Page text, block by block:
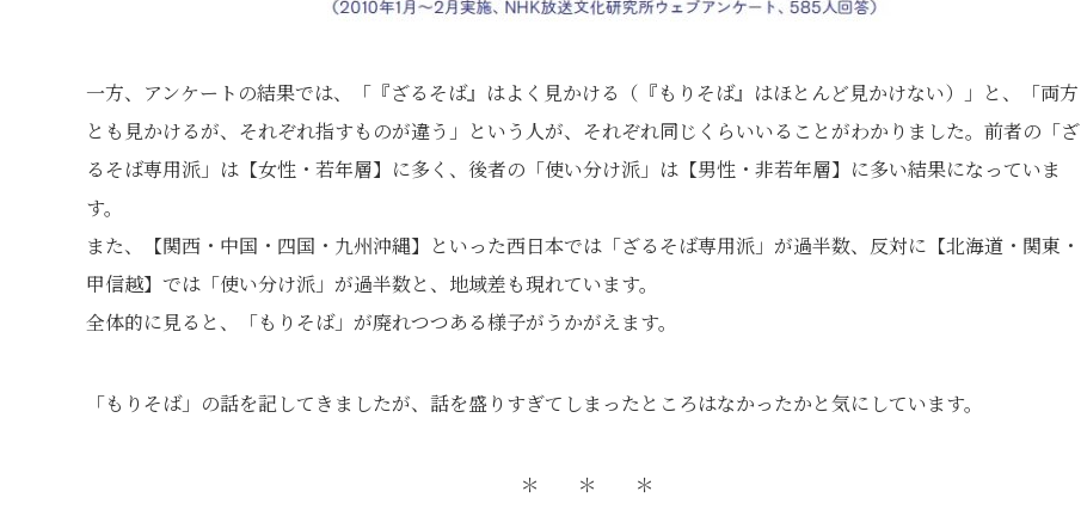
一方、アンケートの結果では、「『ざるそば』はよく見かける（『もりそば』はほとんど見かけない）」と、「両方
とも見かけるが、それぞれ指すものが違う」という人が、それぞれ同じくらいいることがわかりました。前者の「ざ
るそば専用派」は【女性・若年層】に多く、後者の「使い分け派」は【男性・非若年層】に多い結果になっていま
す。
また、【関西・中国・四国・九州沖縄】といった西日本では「ざるそば専用派」が過半数、反対に【北海道・関東・
甲信越】では「使い分け派」が過半数と、地域差も現れています。
全体的に見ると、「もりそば」が廃れつつある様子がうかがえます。
「もりそば」の話を記してきましたが、話を盛りすぎてしまったところはなかったかと気にしています。
＊ ＊ ＊